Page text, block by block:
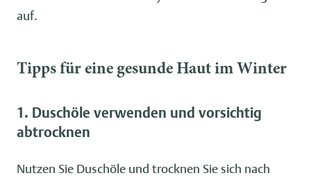
auf.
Tipps für eine gesunde Haut im Winter
1. Duschöle verwenden und vorsichtig
abtrocknen
Nutzen Sie Duschöle und trocknen Sie sich nach